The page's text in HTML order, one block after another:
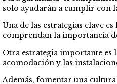
solo ayudarán a cumplir con
Una de las estrategias clave
comprendan la importancia
Otra estrategia importante
acomodación y las
Además, fomentar una